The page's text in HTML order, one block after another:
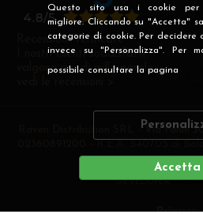
Questo sito usa i cookie per
migliore. Cliccando su "Accetta"
categorie di cookie. Per decidere
invece su "Personalizza". Per
possibile consultare la pagina
Accetta
Recensioni Verificate
I nostri clienti soddisfatti
valgono più di mille parole
Raven Distribution SRL - Via Fanin
i.v
DEVELOPER